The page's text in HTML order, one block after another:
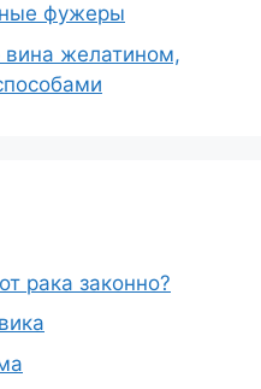
фужеры
желатином,
рака законно?